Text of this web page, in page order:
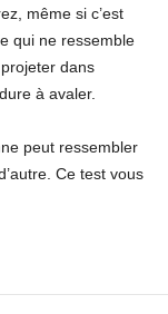
même si c’est
qui ne ressemble
dans
à avaler.
peut ressembler
Ce test vous